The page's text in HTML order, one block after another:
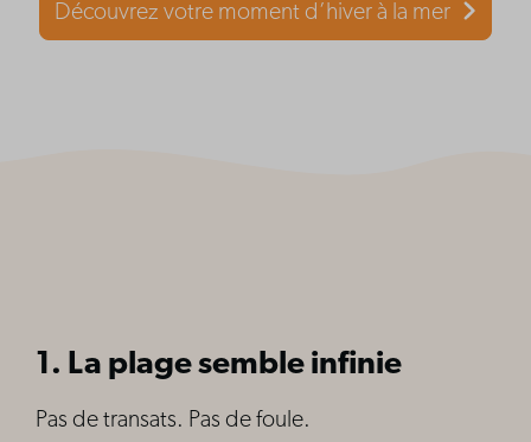
Découvrez votre moment d’hiver à la mer
1. La plage semble infinie
Pas de transats. Pas de foule.